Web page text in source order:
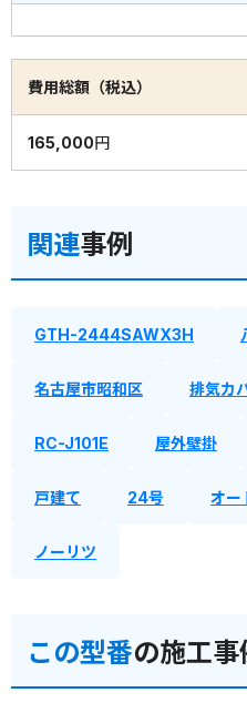
費用総額（税込）
165,000円
関連事例
GTH-2444SAWX3H
名古屋市昭和区 排気カ
RC-J101E 屋外壁掛
戸建て 24号 オー
ノーリツ
この型番の施工事